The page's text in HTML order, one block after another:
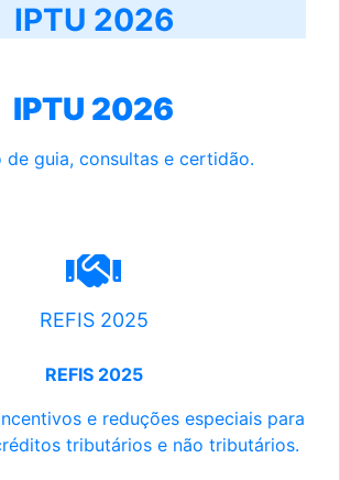
IPTU 2026
IPTU 2026
de guia, consultas e certidão.
REFIS 2025
REFIS 2025
e reduções especiais para
tributários e não tributários.